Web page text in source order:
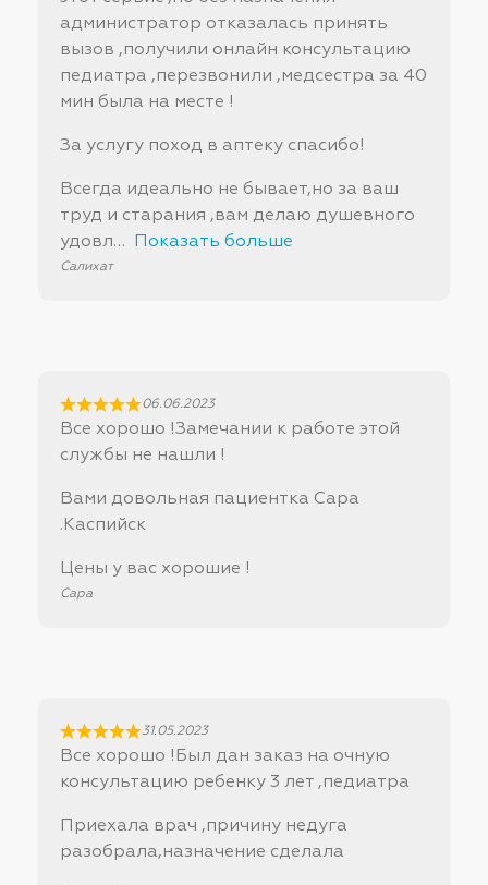
администратор отказалась принять
вызов ,получили онлайн консультацию
педиатра ,перезвонили ,медсестра за 40
мин была на месте !
За услугу поход в аптеку спасибо!
Всегда идеально не бывает,но за ваш
труд и старания ,вам делаю душевного
удовл
Показать больше
Салихат
06.06.2023
Все хорошо !Замечании к работе этой
службы не нашли !
Вами довольная пациентка Сара
.Каспийск
Цены у вас хорошие !
Сара
31.05.2023
Все хорошо !Был дан заказ на очную
консультацию ребенку 3 лет ,педиатра
Приехала врач ,причину недуга
разобрала,назначение сделала